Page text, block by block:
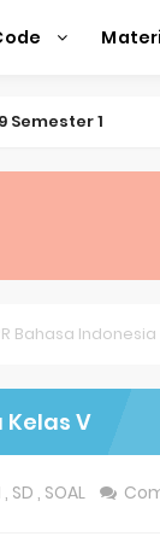
Materi
Semester 1
Minuman
2
Kurikulum
Bahasa Indonesia
V
, SD , SOAL